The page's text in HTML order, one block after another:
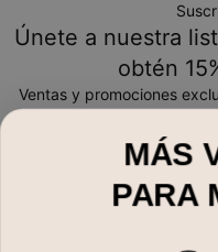
Únete a nuestra
obtén
Ventas y promociones
Correo electrónico*MÁS
PARA